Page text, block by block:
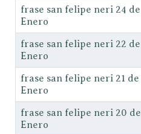
frase san felipe neri 24 de
Enero
frase san felipe neri 22 de
Enero
frase san felipe neri 21 de
Enero
frase san felipe neri 20 de
Enero